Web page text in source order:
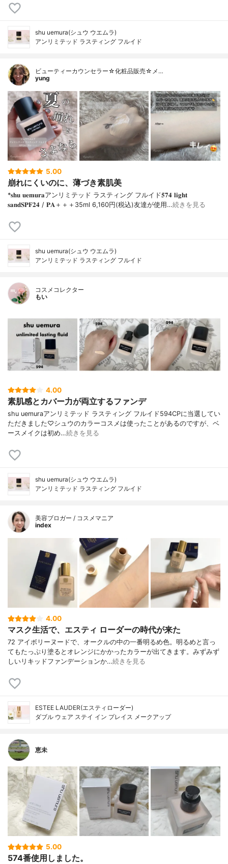
shu uemura(シュウ ウエムラ)
アンリミテッド ラスティング フルイド
ビューティーカウンセラー☆化粧品販売☆メ…
yung
5.00
崩れにくいのに、薄づき素肌美
*𝐬𝐡𝐮 𝐮𝐞𝐦𝐮𝐫𝐚アンリミテッド ラスティング フルイド𝟓𝟕𝟒 𝐥𝐢𝐠𝐡𝐭
𝐬𝐚𝐧𝐝𝐒𝐏𝐅𝟐𝟒 / 𝐏𝐀＋＋＋⁡35ml 6,160円(税込)⁡友達が使用…続きを見る
shu uemura(シュウ ウエムラ)
アンリミテッド ラスティング フルイド
コスメコレクター
もい
4.00
素肌感とカバー力が両立するファンデ
shu uemuraアンリミテッド ラスティング フルイド594CPに当選してい
ただきました♡シュウのカラーコスメは使ったことがあるのですが、ベ
ースメイクは初め…続きを見る
shu uemura(シュウ ウエムラ)
アンリミテッド ラスティング フルイド
美容ブロガー / コスメマニア
index
4.00
マスク生活で、エスティ ローダーの時代が来た
72 アイボリーヌードで、オークルの中の一番明るめ色。明るめと言っ
てもたっぷり塗るとオレンジにかかったカラーが出てきます。みずみず
しいリキッドファンデーションか…続きを見る
ESTEE LAUDER(エスティローダー)
ダブル ウェア ステイ イン プレイス メークアップ
恵未
5.00
574番使用しました。